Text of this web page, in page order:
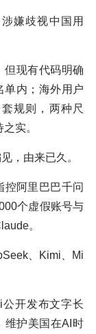
嫌歧视中国用
但现有代码明确
单内；海外用户
规则，两种尺
实。
，由来已久。
控阿里巴巴千问
个虚假账号与
。
、Kimi、Mi
公开发布文字长
维护美国在AI时